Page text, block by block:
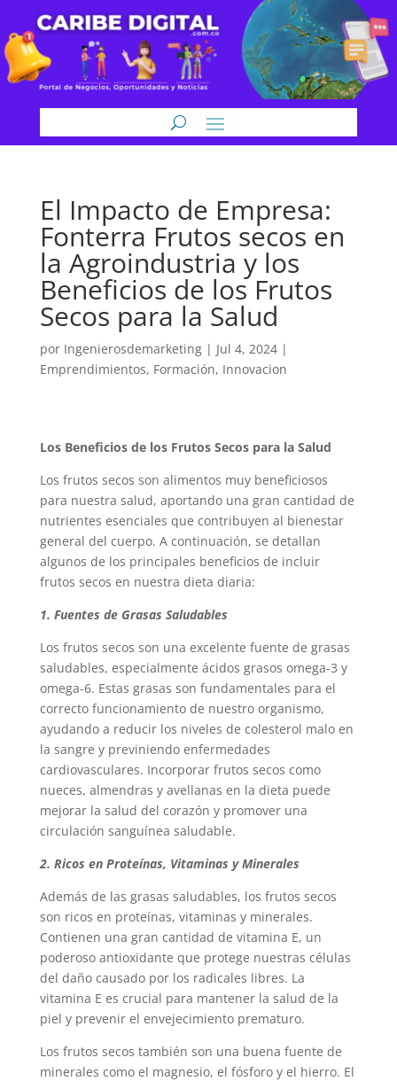
El Impacto de Empresa:
Fonterra Frutos secos en
la Agroindustria y los
Beneficios de los Frutos
Secos para la Salud
por Ingenierosdemarketing| Jul 4, 2024|
Emprendimientos, Formación, Innovacion
Los Beneficios de los Frutos Secos para la Salud
Los frutos secos son alimentos muy beneficiosos
para nuestra salud, aportando una gran cantidad de
nutrientes esenciales que contribuyen al bienestar
general del cuerpo. A continuación, se detallan
algunos de los principales beneficios de incluir
frutos secos en nuestra dieta diaria:
1. Fuentes de Grasas Saludables
Los frutos secos son una excelente fuente de grasas
saludables, especialmente ácidos grasos omega-3 y
omega-6. Estas grasas son fundamentales para el
correcto funcionamiento de nuestro organismo,
ayudando a reducir los niveles de colesterol malo en
la sangre y previniendo enfermedades
cardiovasculares. Incorporar frutos secos como
nueces, almendras y avellanas en la dieta puede
mejorar la salud del corazón y promover una
circulación sanguínea saludable.
2. Ricos en Proteínas, Vitaminas y Minerales
Además de las grasas saludables, los frutos secos
son ricos en proteínas, vitaminas y minerales.
Contienen una gran cantidad de vitamina E, un
poderoso antioxidante que protege nuestras células
del daño causado por los radicales libres. La
vitamina E es crucial para mantener la salud de la
piel y prevenir el envejecimiento prematuro.
Los frutos secos también son una buena fuente de
minerales como el magnesio, el fósforo y el hierro. El